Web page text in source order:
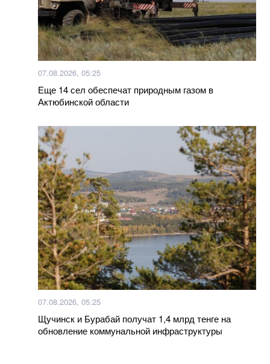
07.08.2026, 05:25
Еще 14 сел обеспечат природным газом в
Актюбинской области
07.08.2026, 05:25
Щучинск и Бурабай получат 1,4 млрд тенге на
обновление коммунальной инфраструктуры